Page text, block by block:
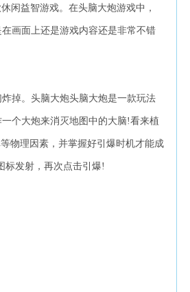
休闲益智游戏。在头脑大炮游戏中，
画面上还是游戏内容还是非常不错
掉。头脑大炮头脑大炮是一款玩法
个大炮来消灭地图中的大脑!看来植
物理因素，并掌握好引爆时机才能成
标发射，再次点击引爆!